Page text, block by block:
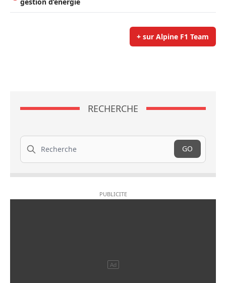
+ sur Alpine F1 Team
RECHERCHE
Recherche
GO